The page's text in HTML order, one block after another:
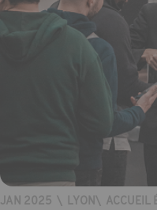
JAN 2025 \ LYON\ ACCUEIL